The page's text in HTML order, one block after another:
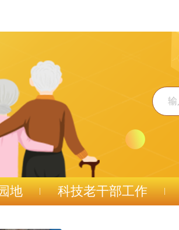
地 科技老干部工作